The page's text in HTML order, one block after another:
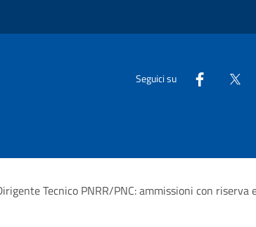
Seguici su
Tecnico PNRR/PNC: ammissioni con riserva